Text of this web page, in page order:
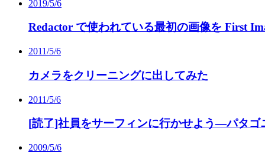
2019/5/6
Redactor で使われている最初の画像を First
2011/5/6
カメラをクリーニングに出してみた
2011/5/6
[読了]社員をサーフィンに行かせよう―パタゴ
2009/5/6